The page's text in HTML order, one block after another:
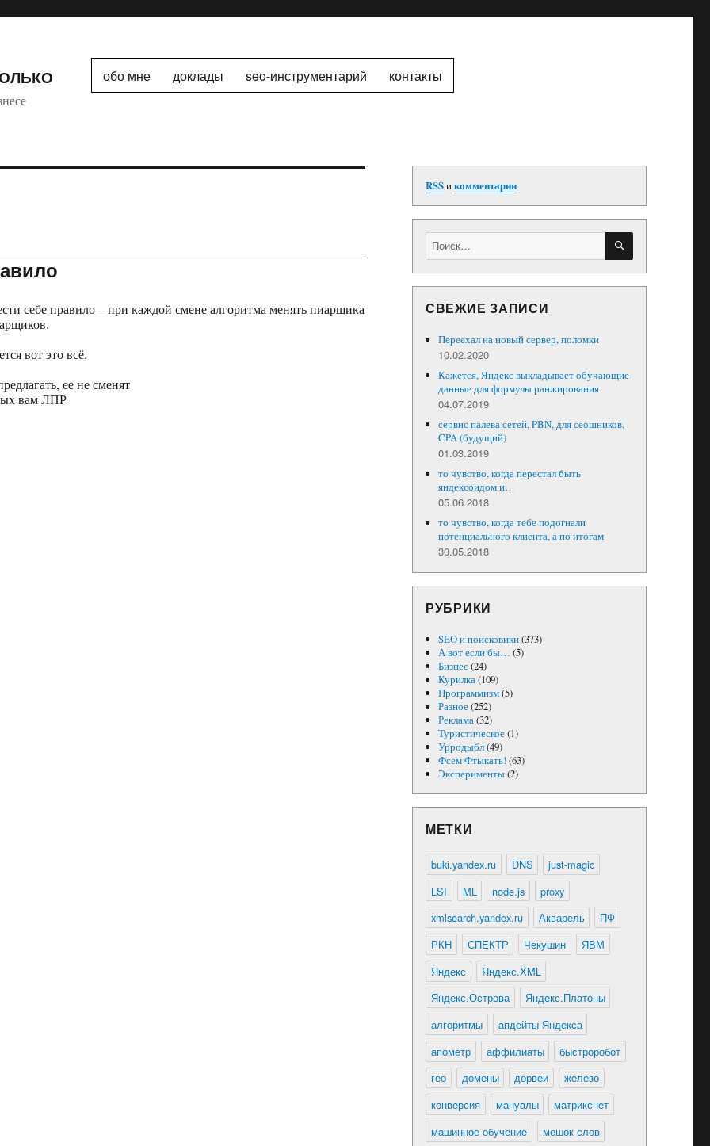
обо мне доклады seo-инструментарий контакты
себе правило – при каждой смене алгоритма менять пиарщика
вот это всё.
ее не сменят
вам ЛПР
RSSикомментарии
Искать: ПОИСК
СВЕЖИЕ ЗАПИСИ
Переехал на новый сервер, поломки
10.02.2020
Кажется, Яндекс выкладывает обучающие
данные для формулы ранжирования
04.07.2019
сервис палева сетей, PBN, для сеошников,
CPA (будущий)
01.03.2019
то чувство, когда перестал быть
яндексоидом и…
05.06.2018
то чувство, когда тебе подогнали
потенциального клиента, а по итогам
30.05.2018
РУБРИКИ
SEO и поисковики(373)
А вот если бы… (5)
Бизнес(24)
Курилка(109)
Программизм(5)
Разное(252)
Реклама(32)
Туристическое(1)
Урродыбл(49)
Фсем Фтыкать! (63)
Эксперименты(2)
МЕТКИ
buki.yandex.ru DNS
just-magic
LSI
ML node.js
proxy
xmlsearch.yandex.ru
Акварель
ПФ
РКН
СПЕКТР Чекушин
ЯВМ
Яндекс
Яндекс.XML
Яндекс.Острова
Яндекс.Платоны
алгоритмы
апдейты Яндекса
апометр
аффилиаты
быстроробот
гео
домены дорвеи
железо
конверсия
мануалы
матрикснет
машинное обучение
мешок слов